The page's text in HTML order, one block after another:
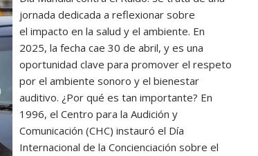
jornada dedicada a reflexionar sobre
el impacto en la salud y el ambiente. En
2025, la fecha cae 30 de abril, y es una
oportunidad clave para promover el respeto
por el ambiente sonoro y el bienestar
auditivo. ¿Por qué es tan importante? En
1996, el Centro para la Audición y
Comunicación (CHC) instauró el Día
Internacional de la Concienciación sobre el